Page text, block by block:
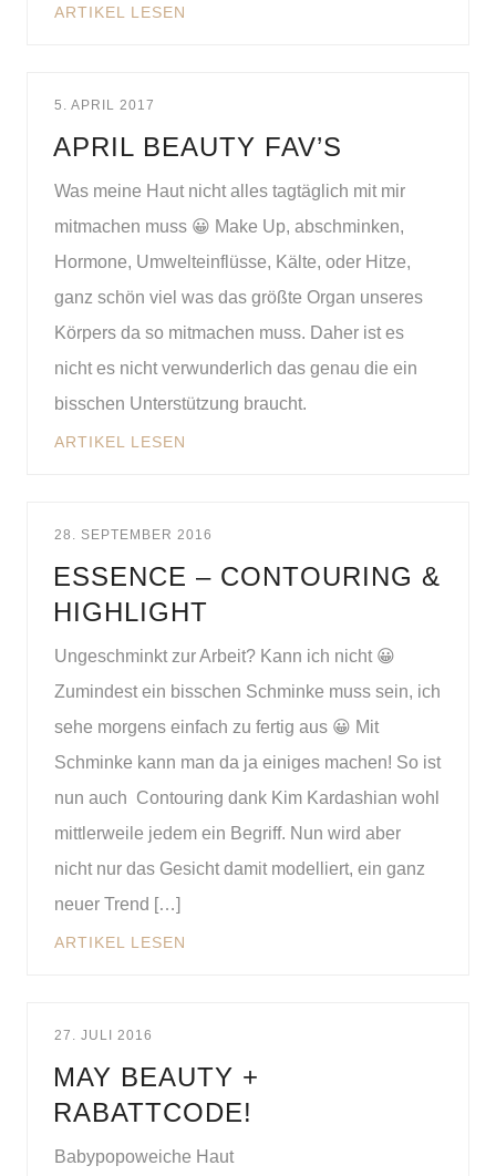
ARTIKEL LESEN
5. APRIL 2017
APRIL BEAUTY FAV’S
Was meine Haut nicht alles tagtäglich mit mir
mitmachen muss 😀 Make Up, abschminken,
Hormone, Umwelteinflüsse, Kälte, oder Hitze,
ganz schön viel was das größte Organ unseres
Körpers da so mitmachen muss. Daher ist es
nicht es nicht verwunderlich das genau die ein
bisschen Unterstützung braucht.
ARTIKEL LESEN
28. SEPTEMBER 2016
ESSENCE – CONTOURING &
HIGHLIGHT
Ungeschminkt zur Arbeit? Kann ich nicht 😀
Zumindest ein bisschen Schminke muss sein, ich
sehe morgens einfach zu fertig aus 😀 Mit
Schminke kann man da ja einiges machen! So ist
nun auch Contouring dank Kim Kardashian wohl
mittlerweile jedem ein Begriff. Nun wird aber
nicht nur das Gesicht damit modelliert, ein ganz
neuer Trend […]
ARTIKEL LESEN
27. JULI 2016
MAY BEAUTY +
RABATTCODE!
Babypopoweiche Haut